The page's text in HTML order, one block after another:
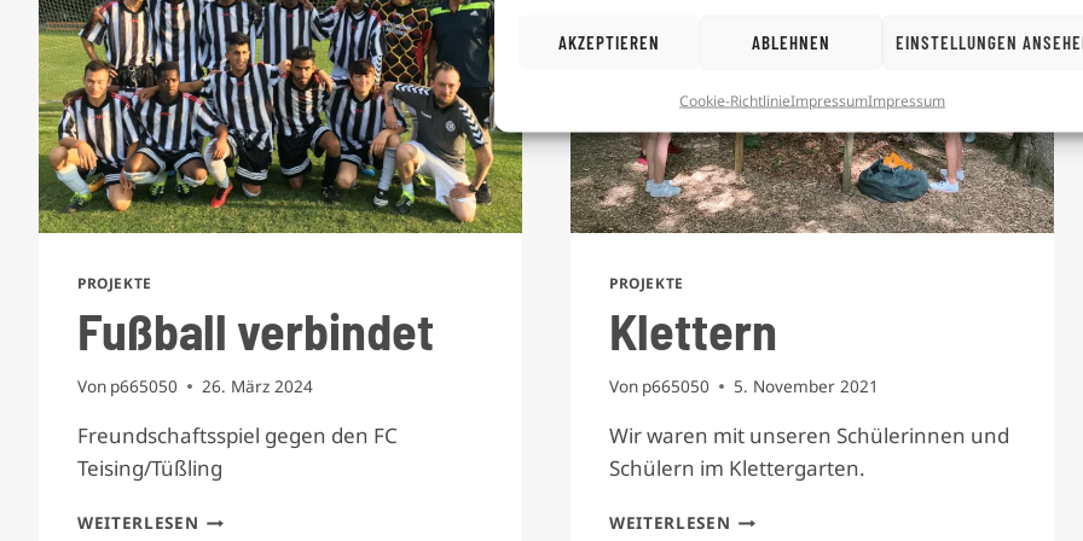
AKZEPTIEREN ABLEHNEN EINSTELLUNGEN
Cookie-RichtlinieImpressumImpressum
PROJEKTE
Fußball verbindet
Von p665050 26. März 2024
Freundschaftsspiel gegen den FC
Teising/Tüßling
WEITERLESEN FUSSBALL V
PROJEKTE
Klettern
Von p665050 5. November 2021
Wir waren mit unseren Schülerinnen und
Schülern im Klettergarten.
WEITERLESEN KLETTERN